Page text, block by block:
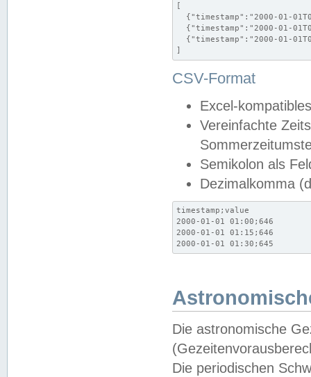
[
{"timestamp":"2000-01-
{"timestamp":"2000-01-
{"timestamp":"2000-01-
]
CSV-Format
Excel-
Vereinfachte
Semikolon als
Dezimalkomma
timestamp;value
2000-01-01 01:00;646
2000-01-01 01:15;646
2000-01-01 01:30;645
Die astronomische
Die periodischen